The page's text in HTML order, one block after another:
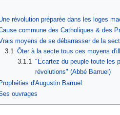
révolution préparée dans les loges
commune des Catholiques & des
moyens de se débarrasser de la
3.1 Ôter à la secte tous ces moyens
3.1.1 "Ecartez du peuple toute les
révolutions" (Abbé Barruel)
d'Augustin Barruel
ouvrages